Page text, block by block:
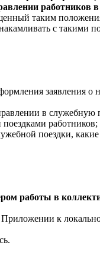
работников
таким
с
заявления
в служебную
работников;
поездки,
работы в
к